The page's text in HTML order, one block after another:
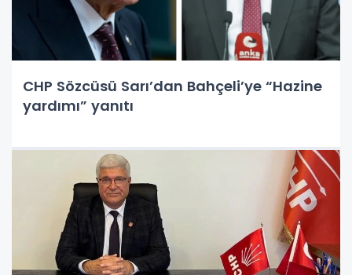
CHP Sözcüsü Sarı’dan Bahçeli’ye “Hazine
yardımı” yanıtı